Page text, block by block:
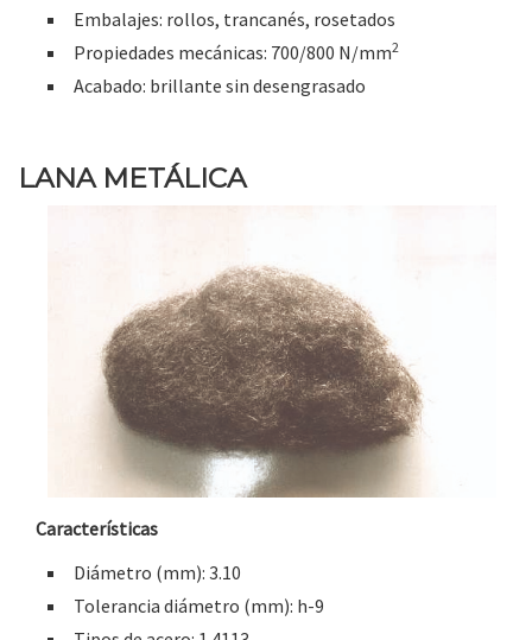
Embalajes: rollos, trancanés, rosetados
Propiedades mecánicas: 700/800 N/mm2
Acabado: brillante sin desengrasado
LANA METÁLICA
Características
Diámetro (mm): 3.10
Tolerancia diámetro (mm): h-9